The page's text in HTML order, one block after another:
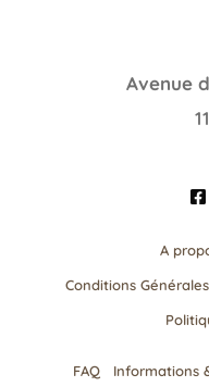
Avenue
A
Conditions
FAQ Informations